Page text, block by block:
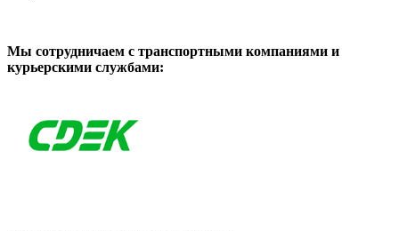
Мы сотрудничаем с транспортными компаниями и
курьерскими службами: